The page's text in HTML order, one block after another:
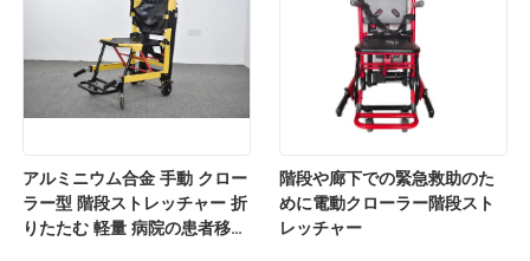
アルミニウム合金 手動 クロー
ラー型 階段ストレッチャー 折
りたたむ 軽量 病院の患者移転
階段や廊下での緊急救助のた
めに電動クローラー階段スト
レッチャー